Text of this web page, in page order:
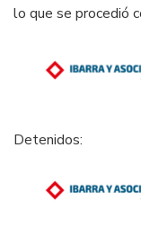
lo que se procedió
Detenidos: